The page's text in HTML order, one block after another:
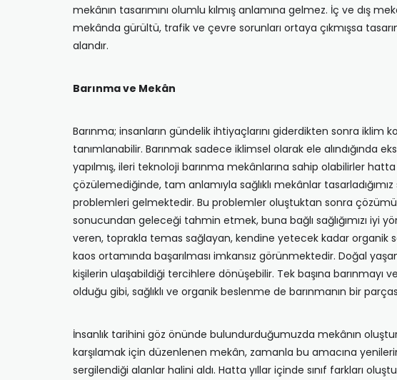
mekânın tasarımını olumlu kılmış anlamına gelmez. İç ve dış
mekânda gürültü, trafik ve çevre sorunları ortaya çıkmışsa
alandır.
Barınma ve Mekân
Barınma; insanların gündelik ihtiyaçlarını giderdikten sonra iklim
tanımlanabilir. Barınmak sadece iklimsel olarak ele alındığında
yapılmış, ileri teknoloji barınma mekânlarına sahip olabilirler
çözülemediğinde, tam anlamıyla sağlıklı mekânlar
problemleri gelmektedir. Bu problemler oluştuktan sonra
sonucundan geleceği tahmin etmek, buna bağlı sağlığımızı
veren, toprakla temas sağlayan, kendine yetecek kadar organik
kaos ortamında başarılması imkansız görünmektedir. Doğal
kişilerin ulaşabildiği tercihlere dönüşebilir. Tek başına
olduğu gibi, sağlıklı ve organik beslenme de barınmanın bir
İnsanlık tarihini göz önünde bulundurduğumuzda mekânın
karşılamak için düzenlenen mekân, zamanla bu amacına
sergilendiği alanlar halini aldı. Hatta yıllar içinde sınıf farkları